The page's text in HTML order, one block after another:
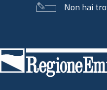
Non hai
di
pagina